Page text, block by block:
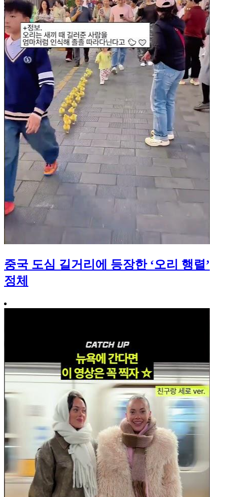
중국 도심 길거리에 등장한 ‘오리 행렬’
정체